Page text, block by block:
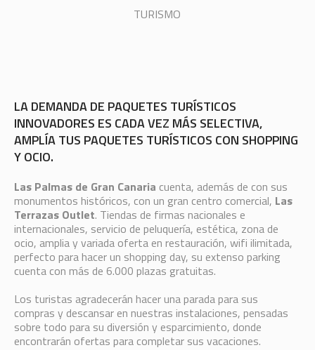
TURISMO
LA DEMANDA DE PAQUETES TURÍSTICOS
INNOVADORES ES CADA VEZ MÁS SELECTIVA,
AMPLÍA TUS PAQUETES TURÍSTICOS CON SHOPPING
Y OCIO.
Las Palmas de Gran Canaria cuenta, además de con sus
monumentos históricos, con un gran centro comercial, Las
Terrazas Outlet. Tiendas de firmas nacionales e
internacionales, servicio de peluquería, estética, zona de
ocio, amplia y variada oferta en restauración, wifi ilimitada,
perfecto para hacer un shopping day, su extenso parking
cuenta con más de 6.000 plazas gratuitas.
Los turistas agradecerán hacer una parada para sus
compras y descansar en nuestras instalaciones, pensadas
sobre todo para su diversión y esparcimiento, donde
encontrarán ofertas para completar sus vacaciones.